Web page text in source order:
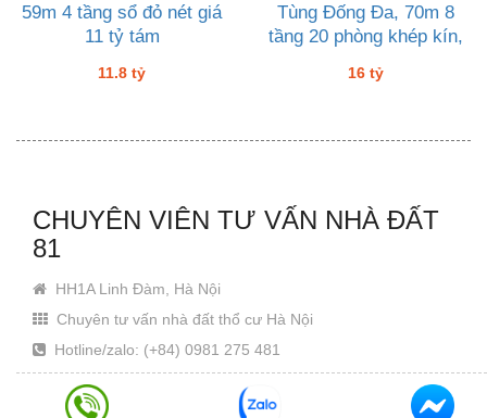
59m 4 tầng sổ đỏ nét giá
11 tỷ tám
11.8 tỷ
Tùng Đống Đa, 70m 8
tầng 20 phòng khép kín,
16 tỷ
CHUYÊN VIÊN TƯ VẤN NHÀ ĐẤT
81
HH1A Linh Đàm, Hà Nội
Chuyên tư vấn nhà đất thổ cư Hà Nội
Hotline/zalo: (+84) 0981 275 481